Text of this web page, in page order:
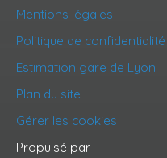
Mentions légales
Politique de confidentialité
Estimation gare de Lyon
Plan du site
Gérer les cookies
Propulsé par